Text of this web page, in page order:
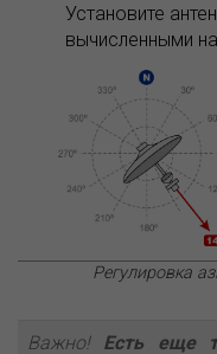
Установите
вычисленными
Регулировка
Важно! Есть еще